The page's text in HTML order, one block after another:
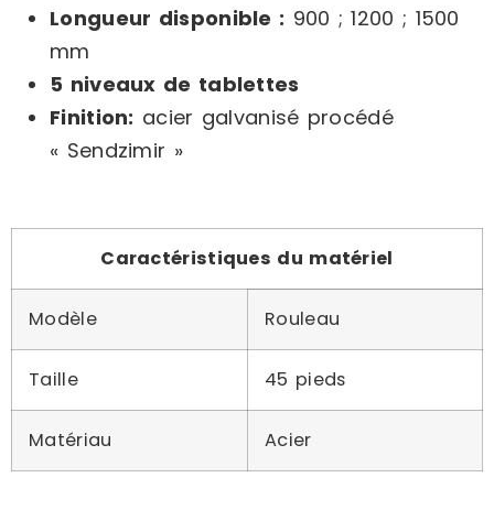
Longueur disponible : 900 ; 1200 ; 1500
mm
5 niveaux de tablettes
Finition: acier galvanisé procédé
« Sendzimir »
Caractéristiques du matériel
Modèle Rouleau
Taille 45 pieds
Matériau Acier